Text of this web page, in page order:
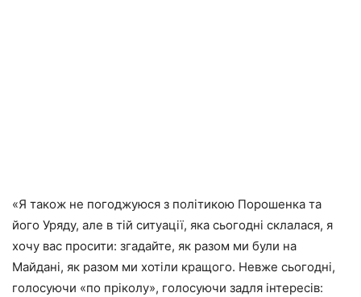
«Я також не погоджуюся з політикою Порошенка та
його Уряду, але в тій ситуації, яка сьогодні склалася, я
хочу вас просити: згадайте, як разом ми були на
Майдані, як разом ми хотіли кращого. Невже сьогодні,
голосуючи «по пріколу», голосуючи задля інтересів: